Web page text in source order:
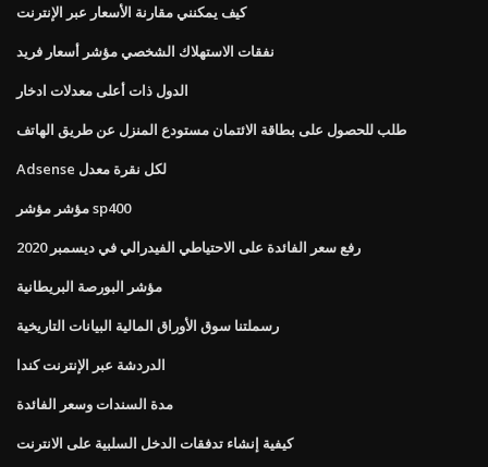
كيف يمكنني مقارنة الأسعار عبر الإنترنت
نفقات الاستهلاك الشخصي مؤشر أسعار فريد
الدول ذات أعلى معدلات ادخار
طلب للحصول على بطاقة الائتمان مستودع المنزل عن طريق الهاتف
Adsense لكل نقرة معدل
مؤشر مؤشر sp400
رفع سعر الفائدة على الاحتياطي الفيدرالي في ديسمبر 2020
مؤشر البورصة البريطانية
رسملتنا سوق الأوراق المالية البيانات التاريخية
الدردشة عبر الإنترنت كندا
مدة السندات وسعر الفائدة
كيفية إنشاء تدفقات الدخل السلبية على الانترنت